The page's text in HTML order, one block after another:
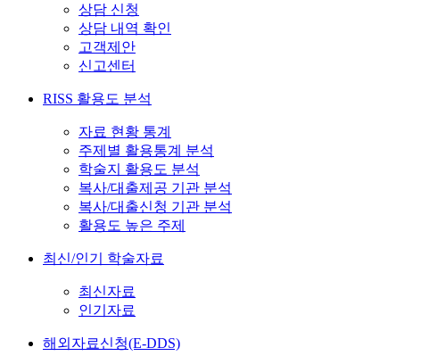
상담 신청
상담 내역 확인
고객제안
신고센터
RISS 활용도 분석
자료 현황 통계
주제별 활용통계 분석
학술지 활용도 분석
복사/대출제공 기관 분석
복사/대출신청 기관 분석
활용도 높은 주제
최신/인기 학술자료
최신자료
인기자료
해외자료신청(E-DDS)